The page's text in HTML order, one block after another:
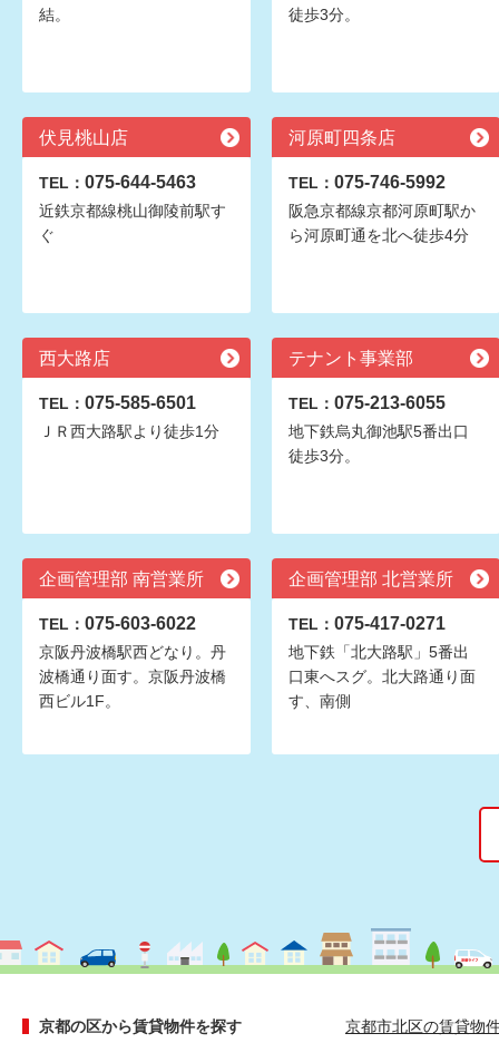
結。
徒歩3分。
伏見桃山店
TEL： 075-644-5463
近鉄京都線桃山御陵前駅す
ぐ
河原町四条店
TEL： 075-746-5992
阪急京都線京都河原町駅か
ら河原町通を北へ徒歩4分
西大路店
TEL： 075-585-6501
ＪＲ西大路駅より徒歩1分
テナント事業部
TEL： 075-213-6055
地下鉄烏丸御池駅5番出口
徒歩3分。
企画管理部 南営業所
TEL： 075-603-6022
京阪丹波橋駅西どなり。丹
波橋通り面す。京阪丹波橋
西ビル1F。
企画管理部 北営業所
TEL： 075-417-0271
地下鉄「北大路駅」5番出
口東へスグ。北大路通り面
す、南側
京都の区から賃貸物件を探す 京都市北区の賃貸物